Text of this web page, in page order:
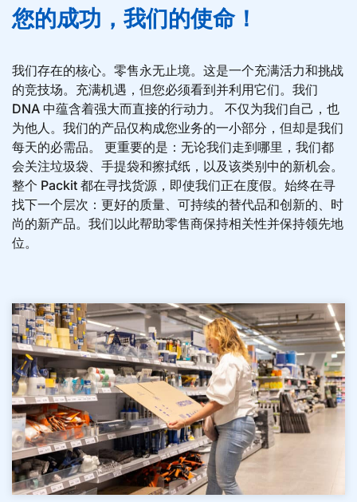
您的成功，我们的使命！
我们存在的核心。零售永无止境。这是一个充满活力和挑战
的竞技场。充满机遇，但您必须看到并利用它们。我们
DNA 中蕴含着强大而直接的行动力。 不仅为我们自己，也
为他人。我们的产品仅构成您业务的一小部分，但却是我们
每天的必需品。 更重要的是：无论我们走到哪里，我们都
会关注垃圾袋、手提袋和擦拭纸，以及该类别中的新机会。
整个 Packit 都在寻找货源，即使我们正在度假。始终在寻
找下一个层次：更好的质量、可持续的替代品和创新的、时
尚的新产品。我们以此帮助零售商保持相关性并保持领先地
位。